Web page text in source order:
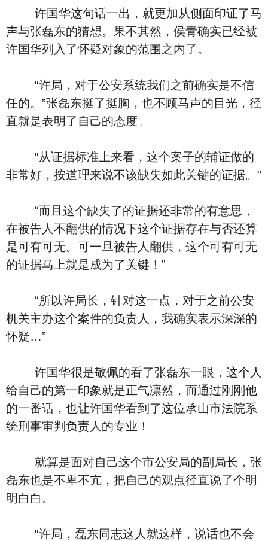
许国华这句话一出，就更加从侧面印证了马
声与张磊东的猜想。果不其然，侯青确实已经被
许国华列入了怀疑对象的范围之内了。
“许局，对于公安系统我们之前确实是不信
任的。”张磊东挺了挺胸，也不顾马声的目光，径
直就是表明了自己的态度。
“从证据标准上来看，这个案子的辅证做的
非常好，按道理来说不该缺失如此关键的证据。”
“而且这个缺失了的证据还非常的有意思，
在被告人不翻供的情况下这个证据存在与否还算
是可有可无。可一旦被告人翻供，这个可有可无
的证据马上就是成为了关键！”
“所以许局长，针对这一点，对于之前公安
机关主办这个案件的负责人，我确实表示深深的
怀疑…”
许国华很是敬佩的看了张磊东一眼，这个人
给自己的第一印象就是正气凛然，而通过刚刚他
的一番话，也让许国华看到了这位承山市法院系
统刑事审判负责人的专业！
就算是面对自己这个市公安局的副局长，张
磊东也是不卑不亢，把自己的观点径直说了个明
明白白。
“许局，磊东同志这人就这样，说话也不会